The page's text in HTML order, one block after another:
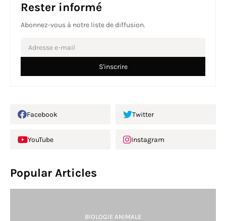
Rester informé
Abonnez-vous à notre liste de diffusion.
Facebook Twitter
YouTube Instagram
Popular Articles
BIOLOGIE ANIMALE